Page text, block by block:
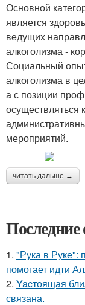
Основной
является
ведущих
алкоголизма -
Социальный
алкоголизма в
а с позиции
осуществляться
мероприятий.
читать дальше →
Последние
1. "Рука в Руке":
помогает идти
2. Yacтоящая
связана.